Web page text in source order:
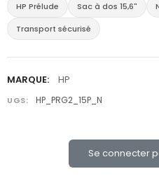
HP Prélude Sac à dos 15,6"
Transport sécurisé
MARQUE: HP
UGS: HP_PRG2_15P_N
Se connecter